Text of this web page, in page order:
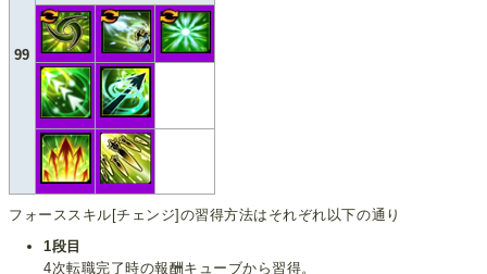
99
フォーススキル[チェンジ]の習得方法はそれぞれ以下の通り
1段目
4次転職完了時の報酬キューブから習得。